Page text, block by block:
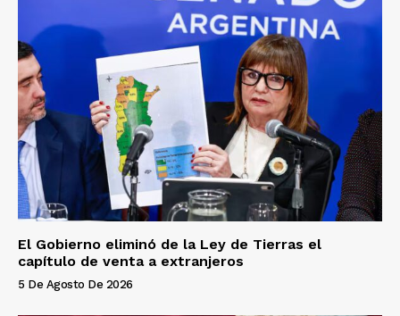
El Gobierno eliminó de la Ley de Tierras el
capítulo de venta a extranjeros
5 De Agosto De 2026